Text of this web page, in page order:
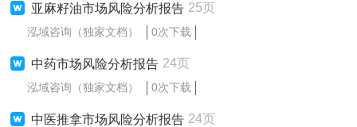
亚麻籽油市场风险分析报告 25页
泓域咨询（独家文档） 0次下载
中药市场风险分析报告 24页
泓域咨询（独家文档） 0次下载
中医推拿市场风险分析报告 24页